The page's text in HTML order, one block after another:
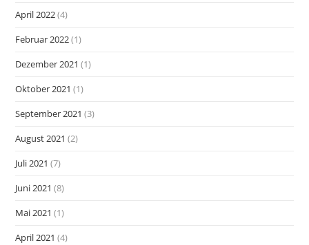
April 2022(4)
Februar 2022(1)
Dezember 2021 (1)
Oktober 2021 (1)
September 2021 (3)
August 2021 (2)
Juli 2021 (7)
Juni 2021 (8)
Mai 2021 (1)
April 2021 (4)